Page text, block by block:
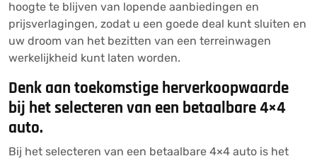
hoogte te blijven van lopende aanbiedingen en
prijsverlagingen, zodat u een goede deal kunt sluiten en
uw droom van het bezitten van een terreinwagen
werkelijkheid kunt laten worden.
Denk aan toekomstige herverkoopwaarde
bij het selecteren van een betaalbare 4×4
auto.
Bij het selecteren van een betaalbare 4×4 auto is het